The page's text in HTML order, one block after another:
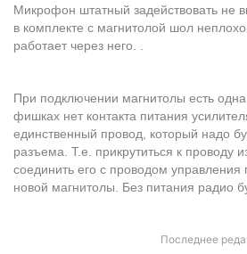
Микрофон штатный задействовать не
в комплекте с магнитолой шол
работает через него. .
При подключении магнитолы есть
фишках нет контакта питания
единственный провод, который надо
разъема. Т.е. прикрутиться к проводу
соединить его с проводом управления
новой магнитолы. Без питания радио
Последнее